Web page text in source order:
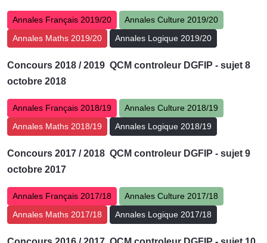
Annales Français 2019/20
Annales Culture 2019/20
Annales Maths 2019/20
Annales Logique 2019/20
Concours 2018 / 2019 QCM controleur DGFIP - sujet 8
octobre 2018
Annales Français 2018/19
Annales Culture 2018/19
Annales Maths 2018/19
Annales Logique 2018/19
Concours 2017 / 2018 QCM controleur DGFIP - sujet 9
octobre 2017
Annales Français 2017/18
Annales Culture 2017/18
Annales Maths 2017/18
Annales Logique 2017/18